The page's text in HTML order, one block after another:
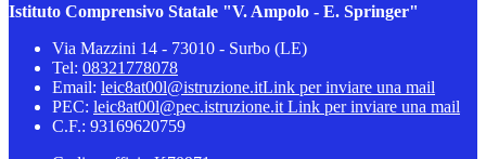
Istituto Comprensivo Statale "V. Ampolo - E. Springer"
Via Mazzini 14 - 73010 - Surbo (LE)
Tel: 08321778078
Email: leic8at00l@istruzione.itLink per inviare una mail
PEC: leic8at00l@pec.istruzione.it Link per inviare una mail
C.F.: 93169620759